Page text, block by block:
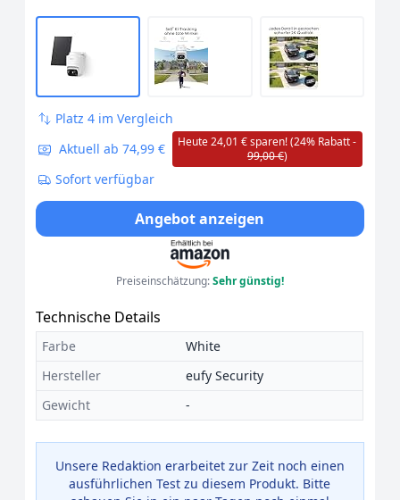
Platz 4 im Vergleich
Aktuell ab 74,99 €
Heute 24,01 € sparen! (24% Rabatt -
99,00 €)
Sofort verfügbar
Angebot anzeigen
Preiseinschätzung:Sehr günstig!
Technische Details
Farbe
White
Hersteller
eufy Security
Gewicht
-
Unsere Redaktion erarbeitet zur Zeit noch einen
ausführlichen Test zu diesem Produkt. Bitte